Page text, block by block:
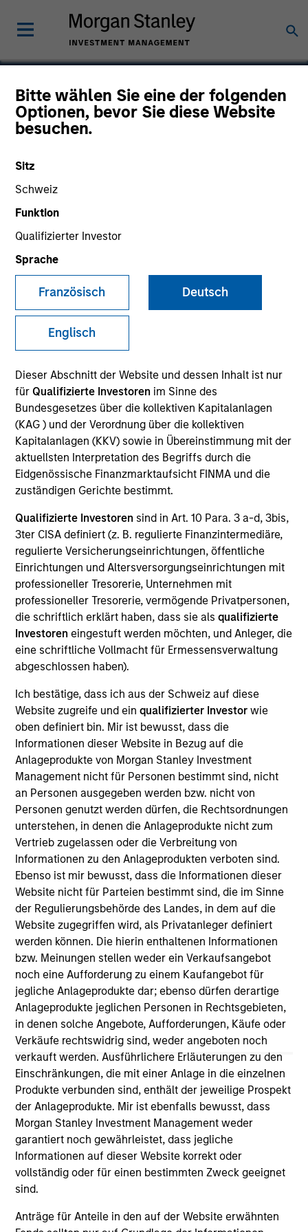
Bitte wählen Sie eine der folgenden
Optionen, bevor Sie diese Website
besuchen.
Sitz
Schweiz
Funktion
Qualifizierter Investor
Sprache
Französisch Deutsch
Englisch
Dieser Abschnitt der Website und dessen Inhalt ist nur
für Qualifizierte Investoren im Sinne des
Bundesgesetzes über die kollektiven Kapitalanlagen
(KAG ) und der Verordnung über die kollektiven
Kapitalanlagen (KKV) sowie in Übereinstimmung mit der
aktuellsten Interpretation des Begriffs durch die
Eidgenössische Finanzmarktaufsicht FINMA und die
zuständigen Gerichte bestimmt.
Qualifizierte Investoren sind in Art. 10 Para. 3 a-d, 3bis,
3ter CISA definiert (z. B. regulierte Finanzintermediäre,
regulierte Versicherungseinrichtungen, öffentliche
Einrichtungen und Altersversorgungseinrichtungen mit
professioneller Tresorerie, Unternehmen mit
professioneller Tresorerie, vermögende Privatpersonen,
die schriftlich erklärt haben, dass sie alsqualifizierte
Investoren eingestuft werden möchten, und Anleger, die
eine schriftliche Vollmacht für Ermessensverwaltung
abgeschlossen haben).
Ich bestätige, dass ich aus der Schweiz auf diese
Website zugreife und ein qualifizierter Investor wie
oben definiert bin. Mir ist bewusst, dass die
Informationen dieser Website in Bezug auf die
Anlageprodukte von Morgan Stanley Investment
Management nicht für Personen bestimmt sind, nicht
an Personen ausgegeben werden bzw. nicht von
Personen genutzt werden dürfen, die Rechtsordnungen
unterstehen, in denen die Anlageprodukte nicht zum
Vertrieb zugelassen oder die Verbreitung von
Informationen zu den Anlageprodukten verboten sind.
Ebenso ist mir bewusst, dass die Informationen dieser
Website nicht für Parteien bestimmt sind, die im Sinne
der Regulierungsbehörde des Landes, in dem auf die
Website zugegriffen wird, als Privatanleger definiert
werden können. Die hierin enthaltenen Informationen
bzw. Meinungen stellen weder ein Verkaufsangebot
noch eine Aufforderung zu einem Kaufangebot für
jegliche Anlageprodukte dar; ebenso dürfen derartige
Anlageprodukte jeglichen Personen in Rechtsgebieten,
in denen solche Angebote, Aufforderungen, Käufe oder
Verkäufe rechtswidrig sind, weder angeboten noch
verkauft werden. Ausführlichere Erläuterungen zu den
Einschränkungen, die mit einer Anlage in die einzelnen
Produkte verbunden sind, enthält der jeweilige Prospekt
der Anlageprodukte. Mir ist ebenfalls bewusst, dass
Morgan Stanley Investment Management weder
garantiert noch gewährleistet, dass jegliche
Informationen auf dieser Website korrekt oder
vollständig oder für einen bestimmten Zweck geeignet
sind.
Anträge für Anteile in den auf der Website erwähnten
Websense
Technology
COUNTRY
United States
Invested on
May 1998
Transaction Type
First Institutional
Realization Date
Jan 2001
Websense (NASDAQ:WBSN) provides internet usage
Investment Team
Morgan Stanley Expansion Capital
As of July 25, 2025. The above is provided for informational
and educational purposes only. There is no guarantee that
the investment mentioned resulted in positive performance
(for realized holdings), or will perform well in the future (for
current holdings). The trademarks and service marks above
are the property of their respective owners. The information
on this website has not been authorized, sponsored, or
otherwise approved by such owners. By clicking on any
links shown here, you agree that you are navigating to a
third party site. We are providing these hyperlinks to you
only as a convenience and the inclusion of any hyperlink is
not and does not imply any endorsement, approval,
investigation, verification or monitoring by us of any
information contained in any hyperlinked site. In no event
shall we be responsible for the information contained on
the site or your use of such site.
Morgan Stanley